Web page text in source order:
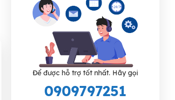
Để được hỗ trợ tốt nhất. Hãy gọi
0909797251